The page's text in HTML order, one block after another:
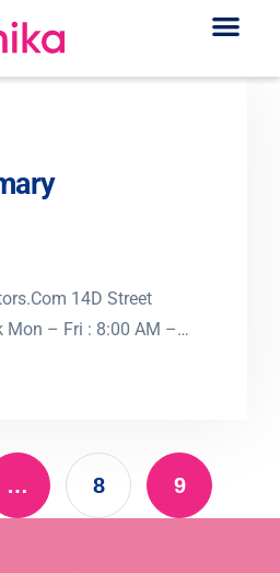
14D Street
Mon – Fri : 8:00 AM –
… 8 9